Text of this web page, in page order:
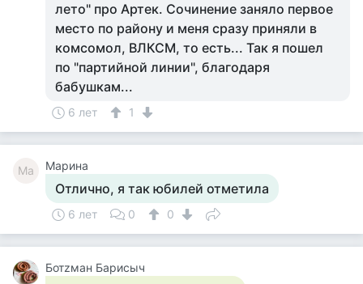
лето" про Артек. Сочинение заняло первое
место по району и меня сразу приняли в
комсомол, ВЛКСМ, то есть... Так я пошел
по "партийной линии", благодаря
бабушкам...
6 лет 1
Ма Марина
Отлично, я так юбилей отметила
6 лет 0 0
Ботzман Барисыч